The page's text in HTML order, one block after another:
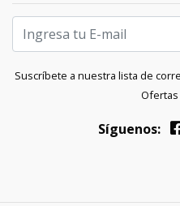
Suscríbete a nuestra lista de
Síguenos: